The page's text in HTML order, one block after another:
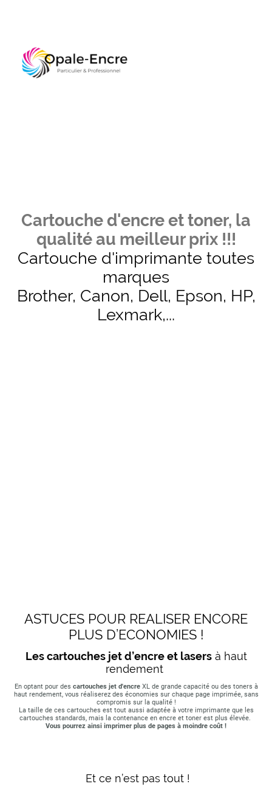
Cartouche d'encre et toner, la
qualité au meilleur prix !!!
Cartouche d'imprimante toutes
marques
Brother, Canon, Dell, Epson, HP,
Lexmark,...
ASTUCES POUR REALISER ENCORE
PLUS D’ECONOMIES !
Les cartouches jet d’encre et lasersà haut
rendement
En optant pour des cartouches jet d'encreXL de grande capacité ou des toners à
haut rendement, vous réaliserez des économies sur chaque page imprimée, sans
compromis sur la qualité !
La taille de ces cartouches est tout aussi adaptée à votre imprimante que les
cartouches standards, mais la contenance en encre et toner est plus élevée.
Vous pourrez ainsi imprimer plus de pages à moindre coût !
Et ce n’est pas tout !